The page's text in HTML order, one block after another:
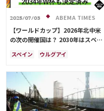
2025/07/03 ABEMA TIMES
【ワールドカップ】2026年北中米
の次の開催国は？ 2030年はスペイ
共催！ ウルグアイ・アルゼンチ
スペイン
ウルグアイ
モロッコ
サウジアラビア
メキシコ
アメリカ
フランス
イングランド
日本
カナダ